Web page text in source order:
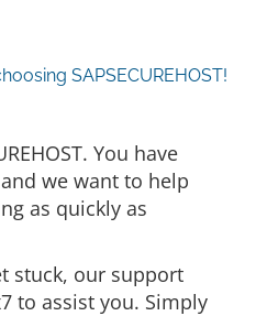
SAPSECUREHOST!
You have
we want to help
as quickly as
stuck, our support
to assist you. Simply